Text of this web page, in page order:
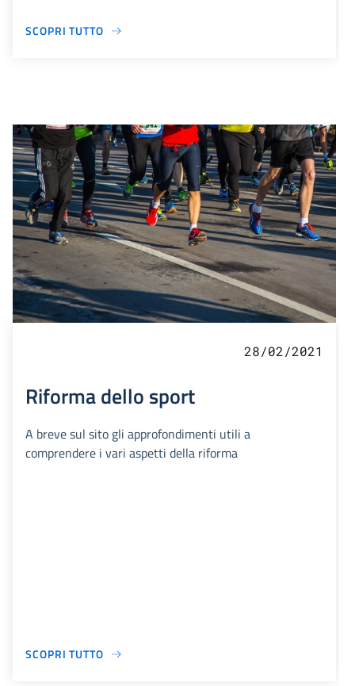
SCOPRI TUTTO
28/02/2021
Riforma dello sport
A breve sul sito gli approfondimenti utili a
comprendere i vari aspetti della riforma
SCOPRI TUTTO